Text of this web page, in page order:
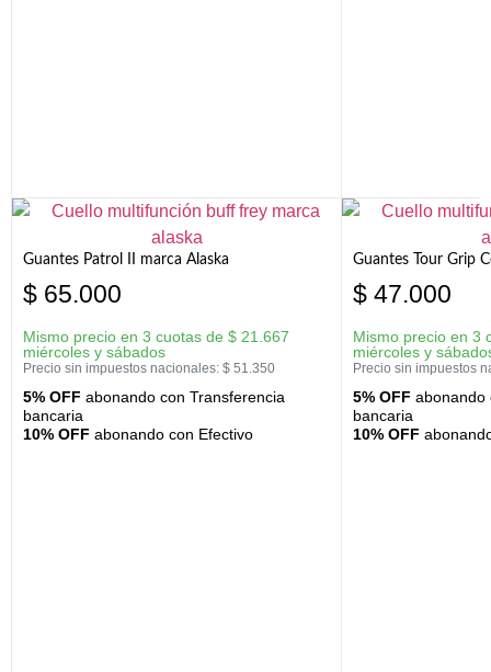
Guantes Patrol II marca Alaska
$ 65.000
Mismo precio en 3 cuotas de $ 21.667
miércoles y sábados
Precio sin impuestos nacionales: $ 51.350
5% OFF abonando con Transferencia
bancaria
10% OFF abonando con Efectivo
Guantes Tour Grip
$ 47.000
Mismo precio en 3
miércoles y
Precio sin impuestos
5% OFF abonando
bancaria
10% OFF